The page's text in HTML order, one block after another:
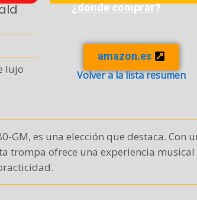
lujo
¿donde comprar?
amazon.es
Volver a la lista resumen
GM, es una elección que destaca. Con
trompa ofrece una experiencia musical